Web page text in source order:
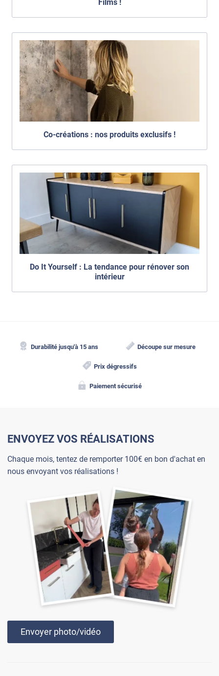
Films !
Co-créations : nos produits exclusifs !
Do It Yourself : La tendance pour rénover son
intérieur
Durabilité jusqu'à 15 ans Découpe sur mesure
Prix dégressifs
Paiement sécurisé
ENVOYEZ VOS RÉALISATIONS
Chaque mois, tentez de remporter 100€ en bon d'achat en
nous envoyant vos réalisations !
Envoyer photo/vidéo